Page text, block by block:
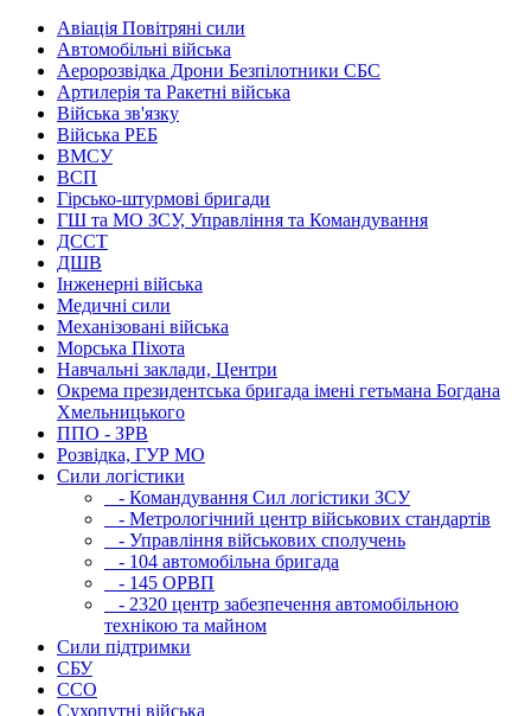
Авіація Повітряні сили
Автомобільні війська
Аеророзвідка Дрони Безпілотники СБС
Артилерія та Ракетні війська
Війська зв'язку
Війська РЕБ
ВМСУ
ВСП
Гірсько-штурмові бригади
ГШ та МО ЗСУ, Управління та Командування
ДССТ
ДШВ
Інженерні війська
Медичні сили
Механізовані війська
Морська Піхота
Навчальні заклади, Центри
Окрема президентська бригада імені гетьмана Богдана
Хмельницького
ППО - ЗРВ
Розвідка, ГУР МО
Сили логістики
- Командування Сил логістики ЗСУ
- Метрологічний центр військових стандартів
- Управління військових сполучень
- 104 автомобільна бригада
- 145 ОРВП
- 2320 центр забезпечення автомобільною
технікою та майном
Сили підтримки
СБУ
ССО
Сухопутні війська